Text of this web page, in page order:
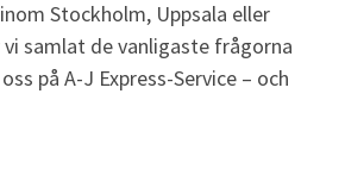
Stockholm, Uppsala eller
vi samlat de vanligaste frågorna
på A-J Express-Service – och